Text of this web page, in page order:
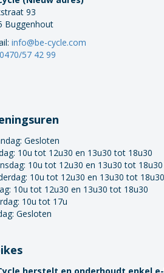
93
Buggenhout
info@be-cycle.com
0470/57 42 99
Gesloten
10u tot 12u30 en 13u30 tot 18u30
10u tot 12u30 en 13u30 tot 18u30
10u tot 12u30 en 13u30 tot 18u30
10u tot 12u30 en 13u30 tot 18u30
10u tot 17u
Gesloten